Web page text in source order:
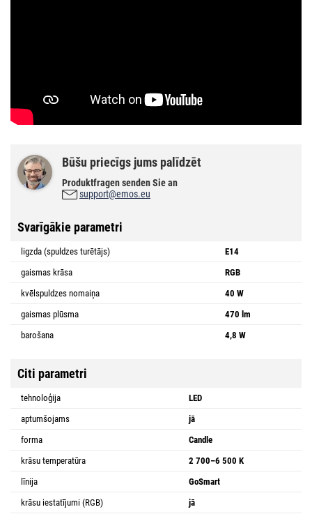
Būšu priecīgs jums palīdzēt
Produktfragen senden Sie an
support@emos.eu
Svarīgākie parametri
ligzda (spuldzes turētājs)
E14
gaismas krāsa
RGB
kvēlspuldzes nomaiņa
40 W
gaismas plūsma
470 lm
barošana
4,8 W
Citi parametri
tehnoloģija
LED
aptumšojams
jā
forma
Candle
krāsu temperatūra
2 700–6 500 K
līnija
GoSmart
krāsu iestatījumi (RGB)
jā